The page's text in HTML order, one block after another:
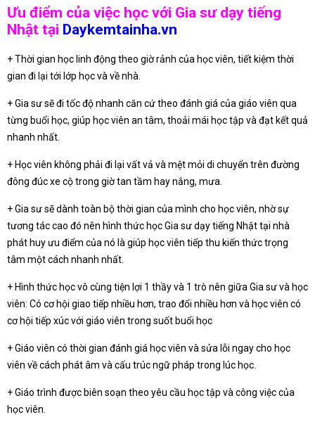
Ưu điểm của việc học với Gia sư dạy tiếng
Nhật tại Daykemtainha.vn
+ Thời gian học linh động theo giờ rảnh của học viên, tiết kiệm thời
gian đi lại tới lớp học và về nhà.
+ Gia sư sẽ đi tốc độ nhanh căn cứ theo đánh giá của giáo viên qua
từng buổi học, giúp học viên an tâm, thoải mái học tập và đạt kết quả
nhanh nhất.
+ Học viên không phải đi lại vất vả và mệt mỏi di chuyển trên đường
đông đúc xe cộ trong giờ tan tầm hay nắng, mưa.
+ Gia sư sẽ dành toàn bộ thời gian của mình cho học viên, nhờ sự
tương tác cao đó nên hình thức học Gia sư dạy tiếng Nhật tại nhà
phát huy ưu điểm của nó là giúp học viên tiếp thu kiến thức trọng
tâm một cách nhanh nhất.
+ Hình thức học vô cùng tiện lợi 1 thầy và 1 trò nên giữa Gia sư và học
viên: Có cơ hội giao tiếp nhiều hơn, trao đổi nhiều hơn và học viên có
cơ hội tiếp xúc với giáo viên trong suốt buổi học
+ Giáo viên có thời gian đánh giá học viên và sửa lỗi ngay cho học
viên về cách phát âm và cấu trúc ngữ pháp trong lúc học.
+ Giáo trình được biên soạn theo yêu cầu học tập và công việc của
học viên.